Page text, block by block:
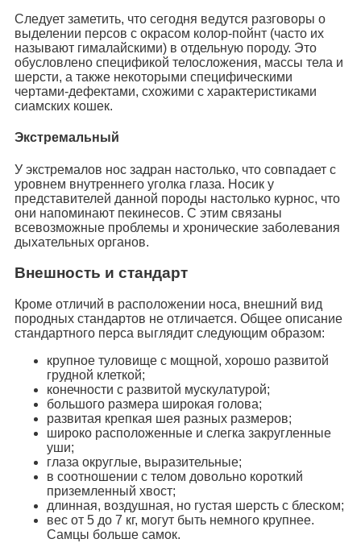
Следует заметить, что сегодня ведутся разговоры о
выделении персов с окрасом колор-пойнт (часто их
называют гималайскими) в отдельную породу. Это
обусловлено спецификой телосложения, массы тела и
шерсти, а также некоторыми специфическими
чертами-дефектами, схожими с характеристиками
сиамских кошек.
Экстремальный
У экстремалов нос задран настолько, что совпадает с
уровнем внутреннего уголка глаза. Носик у
представителей данной породы настолько курнос, что
они напоминают пекинесов. С этим связаны
всевозможные проблемы и хронические заболевания
дыхательных органов.
Внешность и стандарт
Кроме отличий в расположении носа, внешний вид
породных стандартов не отличается. Общее описание
стандартного перса выглядит следующим образом:
крупное туловище с мощной, хорошо развитой
грудной клеткой;
конечности с развитой мускулатурой;
большого размера широкая голова;
развитая крепкая шея разных размеров;
широко расположенные и слегка закругленные
уши;
глаза округлые, выразительные;
в соотношении с телом довольно короткий
приземленный хвост;
длинная, воздушная, но густая шерсть с блеском;
вес от 5 до 7 кг, могут быть немного крупнее.
Самцы больше самок.